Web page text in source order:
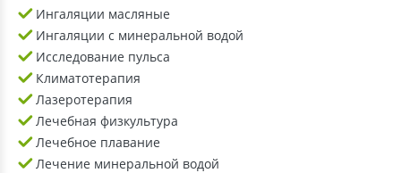
Ингаляции масляные
Ингаляции с минеральной водой
Исследование пульса
Климатотерапия
Лазеротерапия
Лечебная физкультура
Лечебное плавание
Лечение минеральной водой